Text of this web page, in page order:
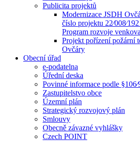
Publicita projektů
Modernizace JSDH
číslo projektu
Program rozvoje venkova
Projekt pořízení požární
Ovčáry
Obecní úřad
e-podatelna
Úřední deska
Povinné informace podle
Zastupitelstvo obce
Územní plán
Strategický rozvojový plán
Smlouvy
Obecně závazné vyhlášky
Czech POINT